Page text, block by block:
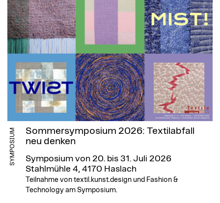
SYMPOSIUM
Sommersymposium 2026: Textilabfall
neu denken
Symposium von 20. bis 31. Juli 2026
Stahlmühle 4, 4170 Haslach
Teilnahme von textil.kunst.design und Fashion &
Technology am Symposium.